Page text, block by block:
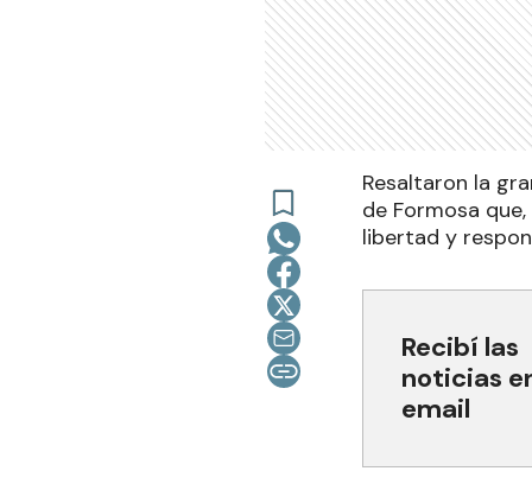
Resaltaron la
de Formosa
libertad y
Recibí las
noticias
email